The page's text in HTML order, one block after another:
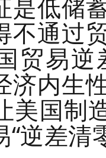
是低储
不通过
贸易
济内生
美国制
逆差清